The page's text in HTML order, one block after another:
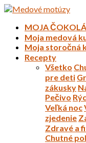
MOJA
Moja medová
Moja storočná
Recepty
Všetko
pre deti
zákusky
Pečivo
Veľká noc
zjedenie
Zdravé a
Chutné